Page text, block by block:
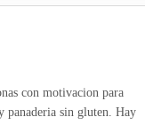
con motivacion para
panaderia sin gluten. Hay